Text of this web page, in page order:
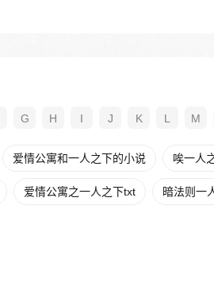
G H I J K L M
爱情公寓和一人之下的小说 唉一人
爱情公寓之一人之下txt 暗法则一